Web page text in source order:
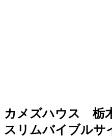
カメズハウス 栃
スリムバイブルサ